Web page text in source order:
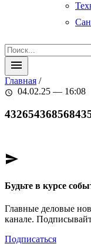
menu
Главная /
schedule 04.02.25 — 16:08
send
Будьте в курсе
Главные деловые
канале.
Подписаться